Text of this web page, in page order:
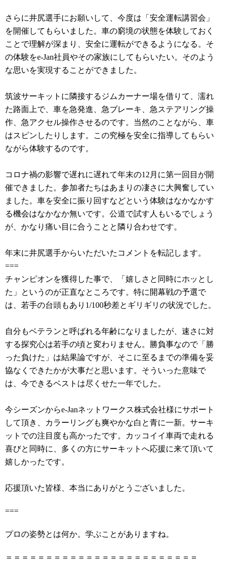
さらに井尻選手にお願いして、今度は「安全運転講習会」
を開催してもらいました。車の窮境の状態を体験しておく
ことで理解が深まり、安全に運転ができるようになる。そ
の体験をe-Jan社員やその家族にしてもらいたい。そのよう
な思いを実現することができました。
筑波サーキットに隣接するジムカーナー場を借りて、濡れ
た路面上で、車を急発進、急ブレーキ、急ステアリング操
作、急アクセル操作させるのです。当然のことながら、車
はスピンしたりします。この究極を安全に指導してもらい
ながら体験するのです。
コロナ禍の影響で遅れに遅れて年末の12月に第一回目が開
催できました。参加者たちはあまりの凄さに大興奮してい
ました。車を安全に振り回すなどという体験はなかなかす
る機会はなかなか無いです。公道で試す人もいるでしょう
が、かなり痛い目に合うことと隣り合わせです。
年末に井尻選手からいただいたコメントを転記します。
===
チャンピオンを獲得した事で、「嬉しさと同時にホッとし
た」というのが正直なところです。特に開幕戦の予選で
は、若手の台頭もあり1/100秒差とギリギリの状況でした。
自分もベテランと呼ばれる年齢になりましたが、速さに対
する探究心は若手の頃と変わりません。勝負事なので「勝
った負けた」は結果論ですが、そこに至るまでの準備を妥
協なくできたかが大事だと思います。そういった意味で
は、今できるベストは尽くせた一年でした。
今シーズンからe-Janネットワークス株式会社様にサポート
して頂き、カラーリングも爽やかな白と青に一新。サーキ
ットでの注目度も高かったです。カッコイイ車両で走れる
喜びと同時に、多くの方にサーキットへ応援に来て頂いて
嬉しかったです。
応援頂いた皆様、本当にありがとうございました。
===
プロの姿勢とは何か。学ぶことがありますね。
＝＝＝＝＝＝＝＝＝＝＝＝＝＝＝＝＝＝＝＝＝＝＝＝